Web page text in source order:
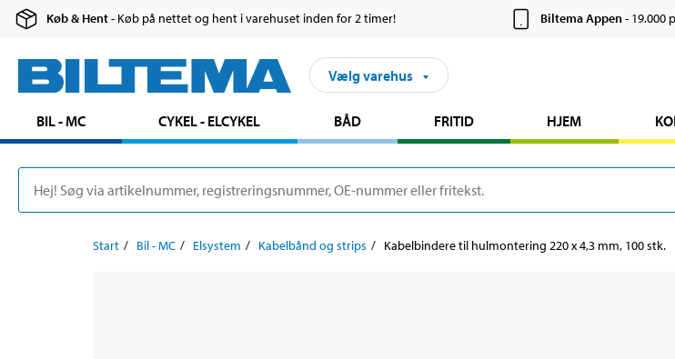
Køb & Hent- Køb på nettet og hent i varehuset inden for 2 timer! Biltema Appen- 19.000
Vælg varehus
BIL - MC CYKEL - ELCYKEL BÅD FRITID HJEM
Start Bil - MC Elsystem Kabelbånd og strips Kabelbindere til hulmontering 220 x 4,3 mm, 100 stk.